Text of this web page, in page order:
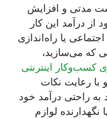
مدتی و افزایش
از درآمد این کار
یا راه‌اندازی
که می‌سازید،
کسب‌وکار اینترنتی
رعایت نکات
به راحتی درآمد خود
نگهدارنده لوازم